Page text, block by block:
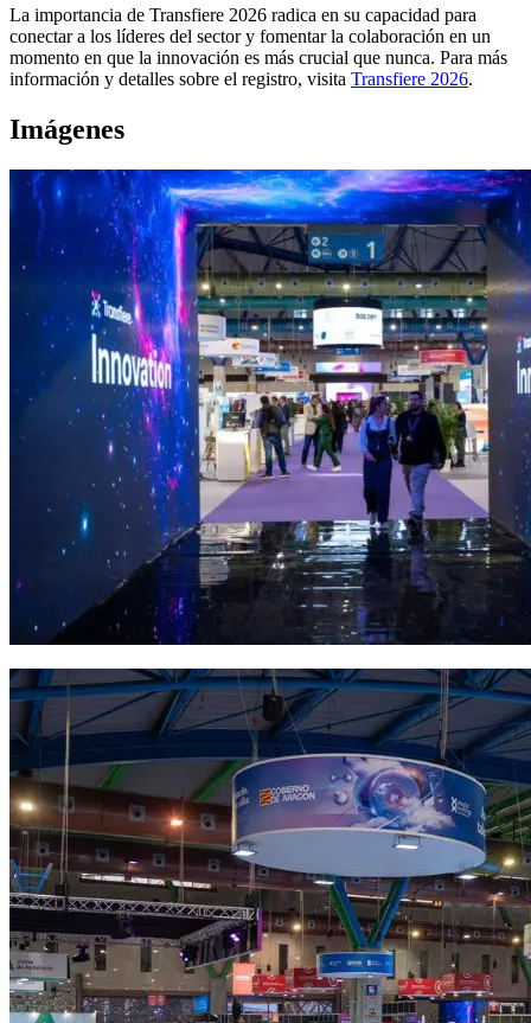
La importancia de Transfiere 2026 radica en su capacidad para
conectar a los líderes del sector y fomentar la colaboración en un
momento en que la innovación es más crucial que nunca. Para más
información y detalles sobre el registro, visita Transfiere 2026.
Imágenes